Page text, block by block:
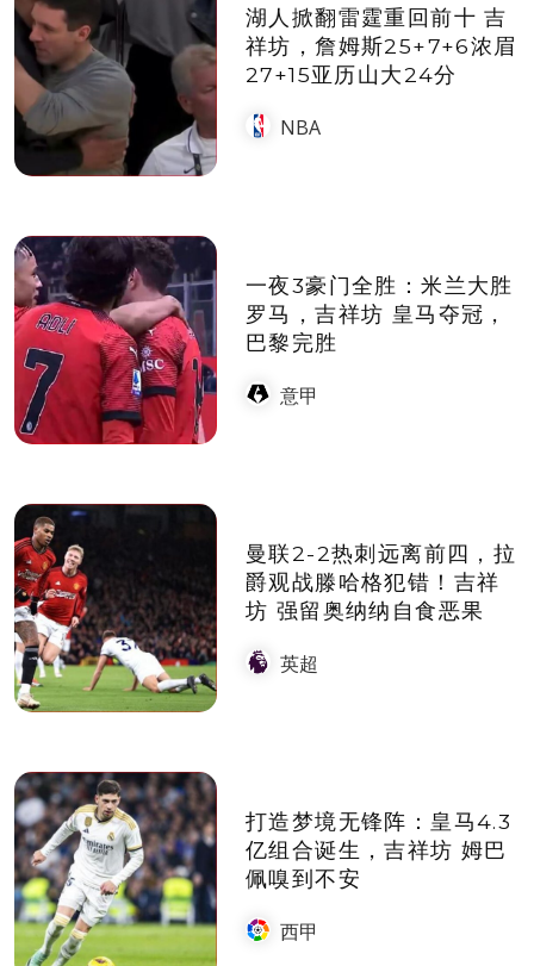
湖人掀翻雷霆重回前十 吉
祥坊，詹姆斯25+7+6浓眉
27+15亚历山大24分
NBA
一夜3豪门全胜：米兰大胜
罗马，吉祥坊 皇马夺冠，
巴黎完胜
意甲
曼联2-2热刺远离前四，拉
爵观战滕哈格犯错！吉祥
坊 强留奥纳纳自食恶果
英超
打造梦境无锋阵：皇马4.3
亿组合诞生，吉祥坊 姆巴
佩嗅到不安
西甲